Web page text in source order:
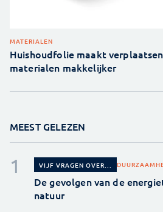
MATERIALEN
Huishoudfolie maakt
materialen makkelijker
MEEST GELEZEN
VIJF VRAGEN OVER...
De gevolgen van de
natuur